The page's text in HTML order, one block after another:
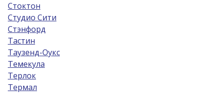
Стоктон
Студио Сити
Стэнфорд
Тастин
Таузенд-Оукс
Темекула
Терлок
Термал